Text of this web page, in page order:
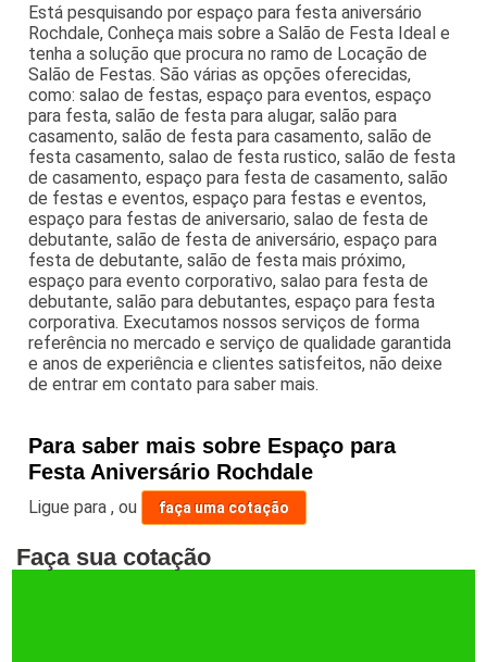
Está pesquisando por espaço para festa aniversário
Rochdale, Conheça mais sobre a Salão de Festa Ideal e
tenha a solução que procura no ramo de Locação de
Salão de Festas. São várias as opções oferecidas,
como: salao de festas, espaço para eventos, espaço
para festa, salão de festa para alugar, salão para
casamento, salão de festa para casamento, salão de
festa casamento, salao de festa rustico, salão de festa
de casamento, espaço para festa de casamento, salão
de festas e eventos, espaço para festas e eventos,
espaço para festas de aniversario, salao de festa de
debutante, salão de festa de aniversário, espaço para
festa de debutante, salão de festa mais próximo,
espaço para evento corporativo, salao para festa de
debutante, salão para debutantes, espaço para festa
corporativa. Executamos nossos serviços de forma
referência no mercado e serviço de qualidade garantida
e anos de experiência e clientes satisfeitos, não deixe
de entrar em contato para saber mais.
Para saber mais sobre Espaço para
Festa Aniversário Rochdale
Ligue para,ou faça uma cotação
Faça sua cotação